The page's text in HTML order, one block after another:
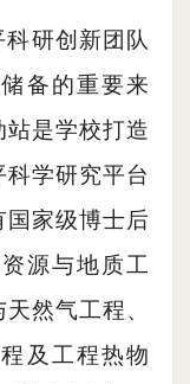
研创新团队
备的重要来
是学校打造
学研究平台
国家级博士后
源与地质工
然气工程、
及工程热物